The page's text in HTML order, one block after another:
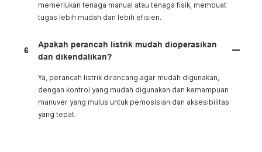
memerlukan tenaga manual atau tenaga fisik, membuat
tugas lebih mudah dan lebih efisien.
6
Apakah perancah listrik mudah dioperasikan
dan dikendalikan?
Ya, perancah listrik dirancang agar mudah digunakan,
dengan kontrol yang mudah digunakan dan kemampuan
manuver yang mulus untuk pemosisian dan aksesibilitas
yang tepat.